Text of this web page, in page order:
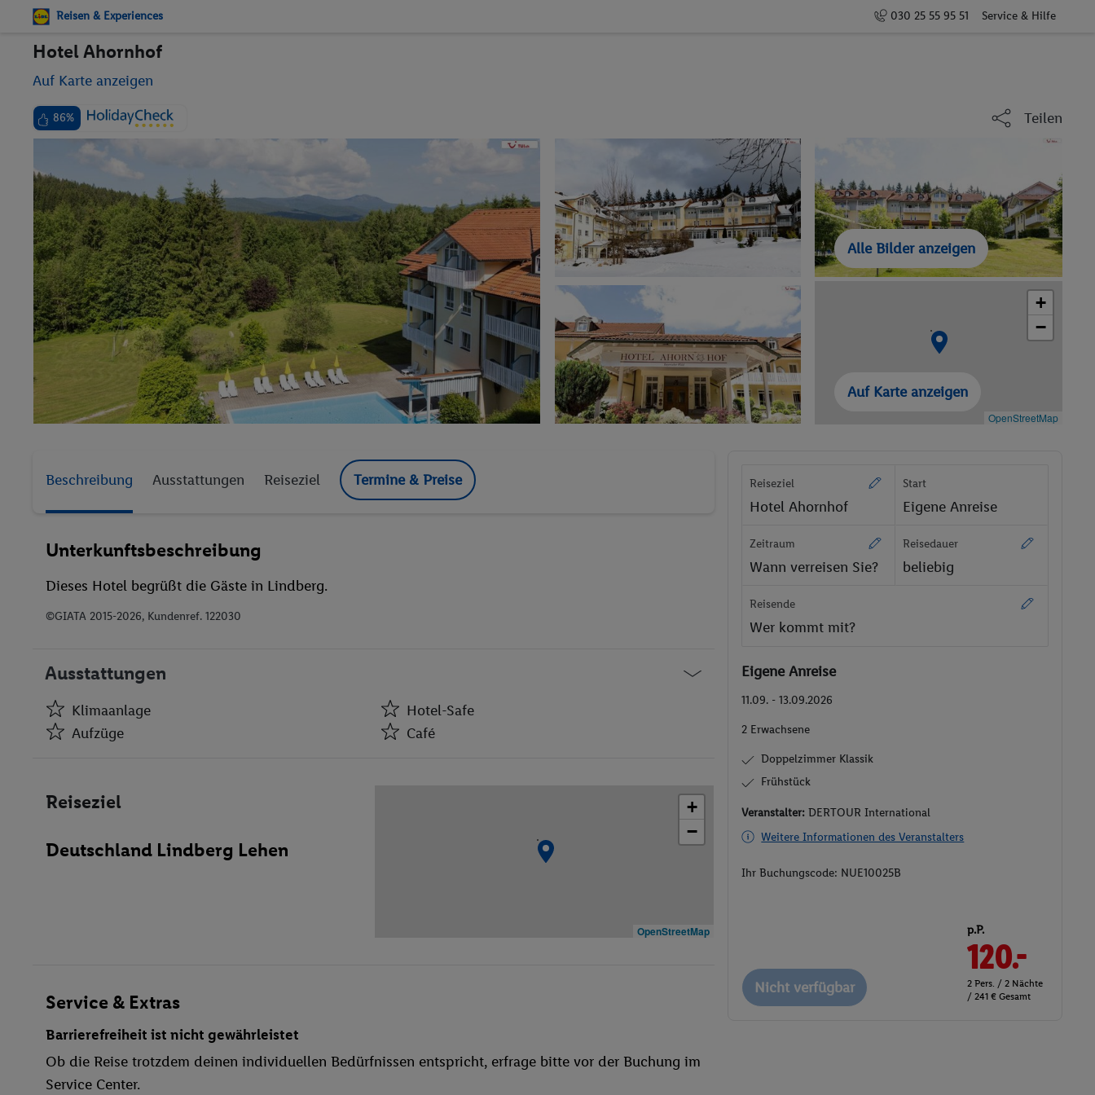
Reisen & Experiences 030 25 55 95 51 Service & Hilfe
Hotel Ahornhof
Auf Karte anzeigen
86% Teilen
Alle Bilder anzeigen
+
−
OpenStreetMap
Auf Karte anzeigen
Beschreibung Ausstattungen Reiseziel Termine & Preise
Unterkunftsbeschreibung
Dieses Hotel begrüßt die Gäste in Lindberg.
©GIATA 2015-2026, Kundenref. 122030
Ausstattungen
Klimaanlage
Hotel-Safe
Aufzüge
Café
Aufzüge
Bar(s)
Konferenzraum
Öffentliches Internet
Bar
Hallenbad
Kinderpool/-bereich
Liegestühle
Sonnenschirme
Reiseziel
Deutschland Lindberg Lehen
+
−
OpenStreetMap
Service & Extras
Barrierefreiheit ist nicht gewährleistet
Ob die Reise trotzdem deinen individuellen Bedürfnissen entspricht, erfrage bitte vor der Buchung im
Service Center.
Reiseziel
Hotel Ahornhof
Start
Eigene Anreise
Zeitraum
Wann verreisen Sie?
Reisedauer
beliebig
Reisende
Wer kommt mit?
Eigene Anreise
11.09. - 13.09.2026
2 Erwachsene
Doppelzimmer Klassik
Frühstück
Veranstalter:DERTOUR International
Weitere Informationen des Veranstalters
Ihr Buchungscode: NUE10025B
Nicht verfügbar
p.P.
120.-
2 Pers. / 2 Nächte
/ 241 € Gesamt